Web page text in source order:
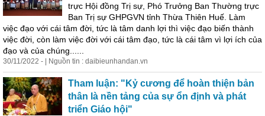
trực Hội đồng Trị sự, Phó Trưởng Ban Thường trực
Ban Trị sự GHPGVN tỉnh Thừa Thiên Huế. Làm
việc đạo với cái tâm đời, tức là tâm danh lợi thì việc đạo biến thành
việc đời, còn làm việc đời với cái tâm đạo, tức là cái tâm vì lợi ích của
đạo và của chúng......
30/11/2022 - | Nguồn tin : daibieunhandan.vn
Tham luận: "Kỷ cương để hoàn thiện bản
thân là nền tảng của sự ổn định và phát
triển Giáo hội"